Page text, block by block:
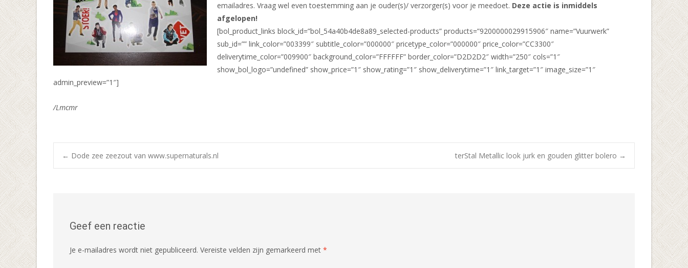
emailadres. Vraag wel even toestemming aan je ouder(s)/ verzorger(s) voor je meedoet. Deze actie is inmiddels
afgelopen!
[bol_product_links block_id=”bol_54a40b4de8a89_selected-products” products=”9200000029915906″ name=”Vuurwerk”
sub_id=”” link_color=”003399″ subtitle_color=”000000″ pricetype_color=”000000″ price_color=”CC3300″
deliverytime_color=”009900″ background_color=”FFFFFF” border_color=”D2D2D2″ width=”250″ cols=”1″
show_bol_logo=”undefined” show_price=”1″ show_rating=”1″ show_deliverytime=”1″ link_target=”1″ image_size=”1″
admin_preview=”1″]
/Lmcmr
Bericht
← Dode zee zeezout van www.supernaturals.nl terStal Metallic look jurk en gouden glitter bolero →
Geef een reactie
Je e-mailadres wordt niet gepubliceerd. Vereiste velden zijn gemarkeerd met *